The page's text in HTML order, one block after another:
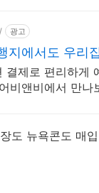
광고
지에서도 우리
제로 편리하게
비앤비에서 만나
도 뉴욕콘도 매